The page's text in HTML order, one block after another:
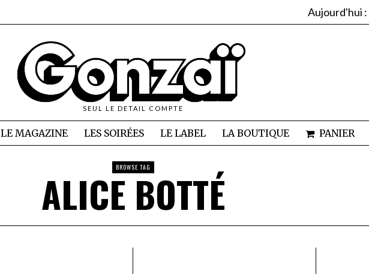
Aujourd'hui :
SEUL LE DETAIL COMPTE
LE MAGAZINE LES SOIRÉES LE LABEL LA BOUTIQUE PANIER
BROWSE TAG
ALICE BOTTÉ